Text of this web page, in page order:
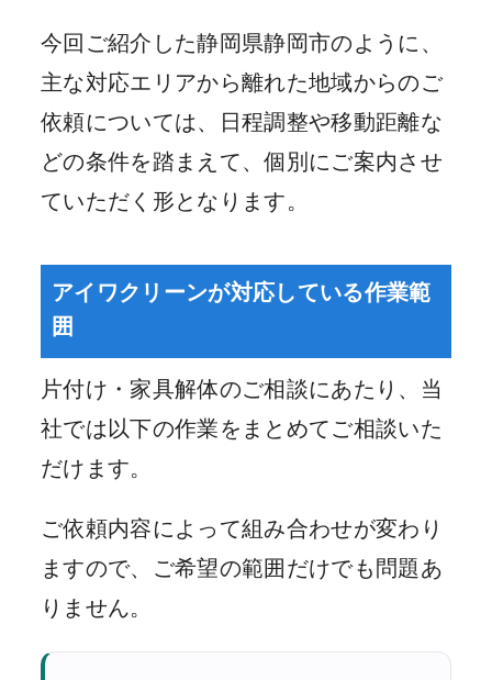
今回ご紹介した静岡県静岡市のように、
主な対応エリアから離れた地域からのご
依頼については、日程調整や移動距離な
どの条件を踏まえて、個別にご案内させ
ていただく形となります。
アイワクリーンが対応している作業範
囲
片付け・家具解体のご相談にあたり、当
社では以下の作業をまとめてご相談いた
だけます。
ご依頼内容によって組み合わせが変わり
ますので、ご希望の範囲だけでも問題あ
りません。